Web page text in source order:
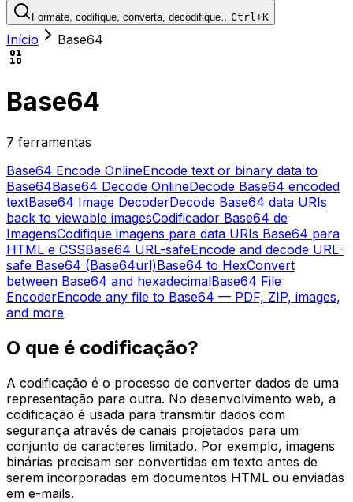
Formate, codifique, converta, decodifique…Ctrl+K
Início Base64
Base64
7 ferramentas
Base64 Encode OnlineEncode text or binary data to
Base64Base64 Decode OnlineDecode Base64 encoded
textBase64 Image DecoderDecode Base64 data URIs
back to viewable imagesCodificador Base64 de
ImagensCodifique imagens para data URIs Base64 para
HTML e CSSBase64 URL-safeEncode and decode URL-
safe Base64 (Base64url)Base64 to HexConvert
between Base64 and hexadecimalBase64 File
EncoderEncode any file to Base64 — PDF, ZIP, images,
and more
O que é codificação?
A codificação é o processo de converter dados de uma
representação para outra. No desenvolvimento web, a
codificação é usada para transmitir dados com
segurança através de canais projetados para um
conjunto de caracteres limitado. Por exemplo, imagens
binárias precisam ser convertidas em texto antes de
serem incorporadas em documentos HTML ou enviadas
em e-mails.